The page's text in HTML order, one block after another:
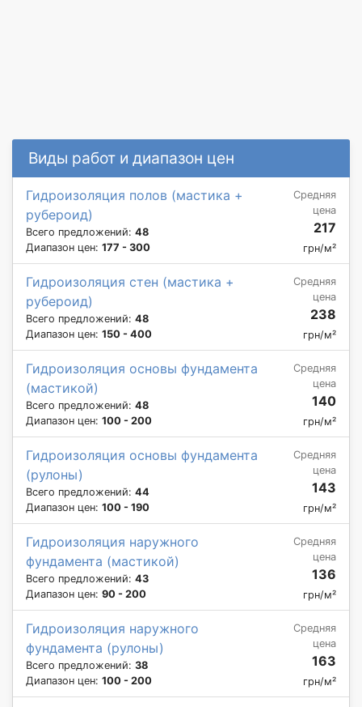
Виды работ и диапазон цен
Гидроизоляция полов (мастика +
рубероид)
Всего предложений: 48
Диапазон цен: 177 - 300
Средняя
цена
217
грн/м²
Гидроизоляция стен (мастика +
рубероид)
Всего предложений: 48
Диапазон цен: 150 - 400
Средняя
цена
238
грн/м²
Гидроизоляция основы фундамента
(мастикой)
Всего предложений: 48
Диапазон цен: 100 - 200
Средняя
цена
140
грн/м²
Гидроизоляция основы фундамента
(рулоны)
Всего предложений: 44
Диапазон цен: 100 - 190
Средняя
цена
143
грн/м²
Гидроизоляция наружного
фундамента (мастикой)
Всего предложений: 43
Диапазон цен: 90 - 200
Средняя
цена
136
грн/м²
Гидроизоляция наружного
фундамента (рулоны)
Всего предложений: 38
Диапазон цен: 100 - 200
Средняя
цена
163
грн/м²